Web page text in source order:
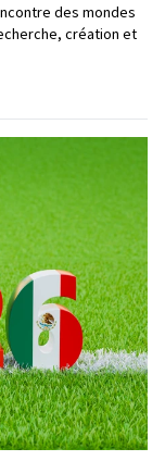
des mondes
création et